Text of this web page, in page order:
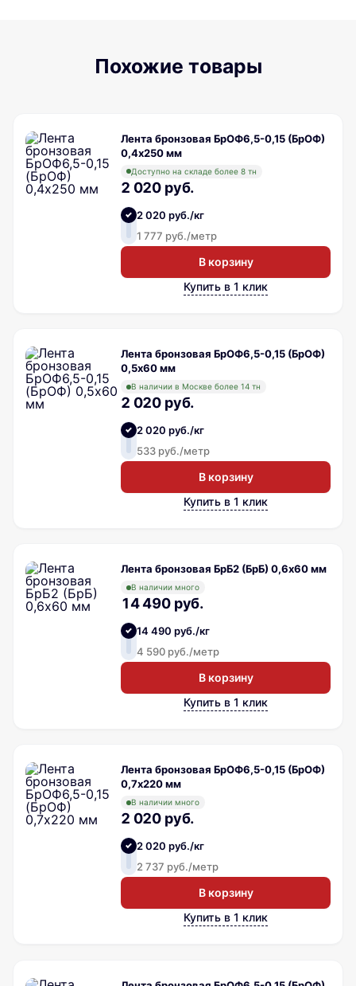
Похожие товары
Лента бронзовая БрОФ6,5-0,15 (БрОФ)
0,4х250 мм
Доступно на складе более 8 тн
2 020 руб.
2 020 руб./кг
1 777 руб./метр
В корзину
Купить в 1 клик
Лента бронзовая БрОФ6,5-0,15 (БрОФ)
0,5х60 мм
В наличии в Москве более 14 тн
2 020 руб.
2 020 руб./кг
533 руб./метр
В корзину
Купить в 1 клик
Лента бронзовая БрБ2 (БрБ) 0,6х60 мм
В наличии много
14 490 руб.
14 490 руб./кг
4 590 руб./метр
В корзину
Купить в 1 клик
Лента бронзовая БрОФ6,5-0,15 (БрОФ)
0,7х220 мм
В наличии много
2 020 руб.
2 020 руб./кг
2 737 руб./метр
В корзину
Купить в 1 клик